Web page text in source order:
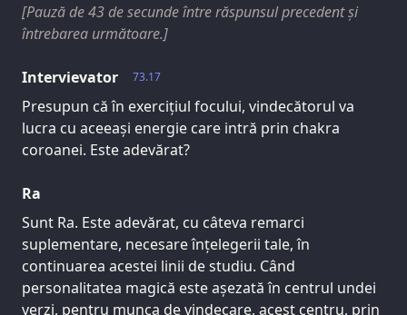
[Pauză de 43 de secunde între răspunsul precedent și
întrebarea următoare.]
73.17
Intervievator
Presupun că în exercițiul focului, vindecătorul va
lucra cu aceeași energie care intră prin chakra
coroanei. Este adevărat?
Ra
Sunt Ra. Este adevărat, cu câteva remarci
suplementare, necesare înțelegerii tale, în
continuarea acestei linii de studiu. Când
personalitatea magică este așezată în centrul undei
verzi, pentru munca de vindecare, acest centru, prin